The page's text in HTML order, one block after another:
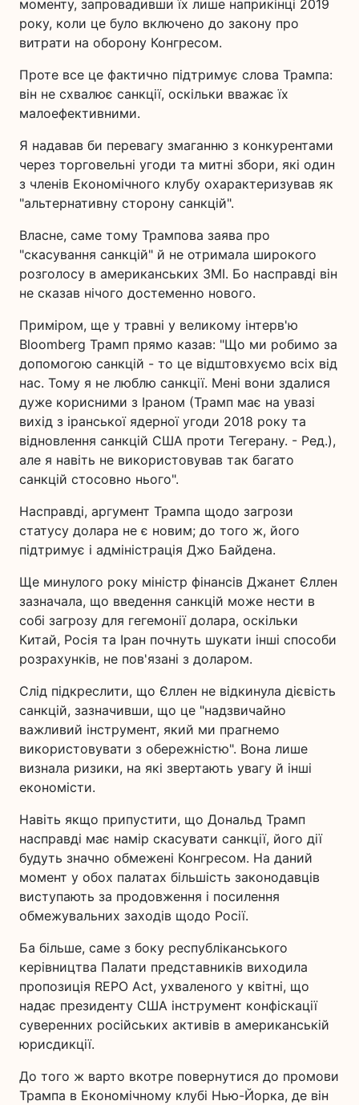
моменту, запровадивши їх лише наприкінці 2019
року, коли це було включено до закону про
витрати на оборону Конгресом.
Проте все це фактично підтримує слова Трампа:
він не схвалює санкції, оскільки вважає їх
малоефективними.
Я надавав би перевагу змаганню з конкурентами
через торговельні угоди та митні збори, які один
з членів Економічного клубу охарактеризував як
"альтернативну сторону санкцій".
Власне, саме тому Трампова заява про
"скасування санкцій" й не отримала широкого
розголосу в американських ЗМІ. Бо насправді він
не сказав нічого достеменно нового.
Приміром, ще у травні у великому інтерв'ю
Bloomberg Трамп прямо казав: "Що ми робимо за
допомогою санкцій - то це відштовхуємо всіх від
нас. Тому я не люблю санкції. Мені вони здалися
дуже корисними з Іраном (Трамп має на увазі
вихід з іранської ядерної угоди 2018 року та
відновлення санкцій США проти Тегерану. - Ред.),
але я навіть не використовував так багато
санкцій стосовно нього".
Насправді, аргумент Трампа щодо загрози
статусу долара не є новим; до того ж, його
підтримує і адміністрація Джо Байдена.
Ще минулого року міністр фінансів Джанет Єллен
зазначала, що введення санкцій може нести в
собі загрозу для гегемонії долара, оскільки
Китай, Росія та Іран почнуть шукати інші способи
розрахунків, не пов'язані з доларом.
Слід підкреслити, що Єллен не відкинула дієвість
санкцій, зазначивши, що це "надзвичайно
важливий інструмент, який ми прагнемо
використовувати з обережністю". Вона лише
визнала ризики, на які звертають увагу й інші
економісти.
Навіть якщо припустити, що Дональд Трамп
насправді має намір скасувати санкції, його дії
будуть значно обмежені Конгресом. На даний
момент у обох палатах більшість законодавців
виступають за продовження і посилення
обмежувальних заходів щодо Росії.
Ба більше, саме з боку республіканського
керівництва Палати представників виходила
пропозиція REPO Act, ухваленого у квітні, що
надає президенту США інструмент конфіскації
суверенних російських активів в американській
юрисдикції.
До того ж варто вкотре повернутися до промови
Трампа в Економічному клубі Нью-Йорка, де він